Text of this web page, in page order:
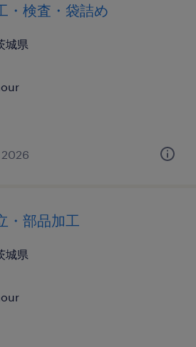
・検査・袋詰め
城県
・部品加工
城県